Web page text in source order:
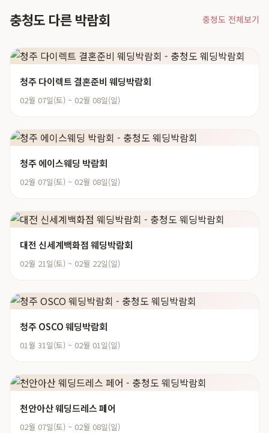
충청도 다른 박람회 충청도 전체보기
청주 다이렉트 결혼준비 웨딩박람회
02월 07일(토) ~ 02월 08일(일)
청주 에이스웨딩 박람회
02월 07일(토) ~ 02월 08일(일)
대전 신세계백화점 웨딩박람회
02월 21일(토) ~ 02월 22일(일)
청주 OSCO 웨딩박람회
01월 31일(토) ~ 02월 01일(일)
천안아산 웨딩드레스 페어
02월 07일(토) ~ 02월 08일(일)